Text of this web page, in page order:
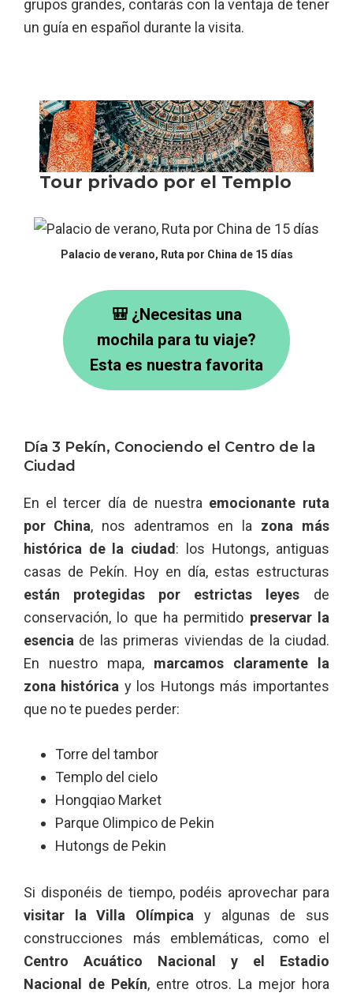
grupos grandes, contarás con la ventaja de tener
un guía en español durante la visita.
Palacio de verano, Ruta por China de 15 días
🎒 ¿Necesitas una
mochila para tu viaje?
Esta es nuestra favorita
Día 3 Pekín, Conociendo el Centro de la
Ciudad
En el tercer día de nuestra emocionante ruta
por China, nos adentramos en la zona más
histórica de la ciudad: los Hutongs, antiguas
casas de Pekín. Hoy en día, estas estructuras
están protegidas por estrictas leyes de
conservación, lo que ha permitido preservar la
esencia de las primeras viviendas de la ciudad.
En nuestro mapa, marcamos claramente la
zona histórica y los Hutongs más importantes
que no te puedes perder:
Torre del tambor
Templo del cielo
Hongqiao Market
Parque Olimpico de Pekin
Hutongs de Pekin
Si disponéis de tiempo, podéis aprovechar para
visitar la Villa Olímpica y algunas de sus
construcciones más emblemáticas, como el
Centro Acuático Nacional y el Estadio
Nacional de Pekín, entre otros. La mejor hora